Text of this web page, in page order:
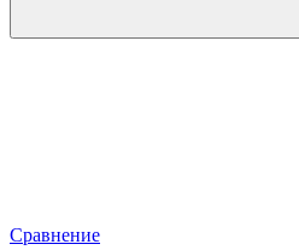
Сравнение